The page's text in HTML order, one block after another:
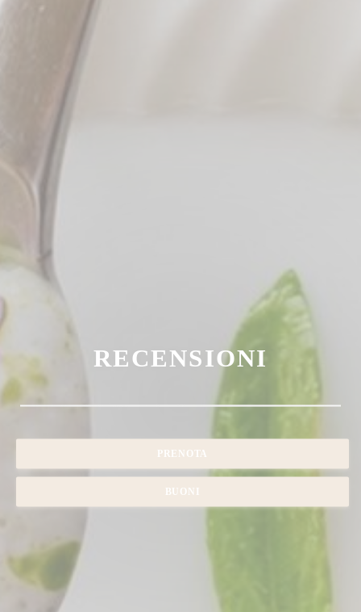
RECENSIONI
PRENOTA
BUONI